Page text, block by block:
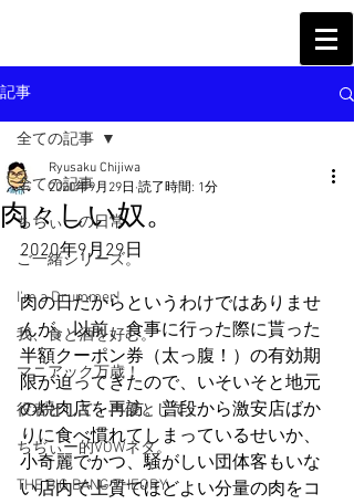
記事
全ての記事
ちぢぃーの日常
ご一緒シリーズ。
I'm a Drummer!
我、食と酒を好む。
マニアック万歳！
役者として、声優として。
ちぢぃー的VOWネタ。
THE BIG BANG THEORY
全ての記事
肉々しい奴。
Ryusaku Chijiwa
2020年9月29日 読了時間: 1分
2020年9月29日
肉の日だからというわけではありませ
んが。以前、食事に行った際に貰った
半額クーポン券（太っ腹！）の有効期
限が迫ってきたので、いそいそと地元
の焼肉店を再訪。普段から激安店ばか
りに食べ慣れてしまっているせいか、
小奇麗でかつ、騒がしい団体客もいな
い店内で上質でほどよい分量の肉をコ